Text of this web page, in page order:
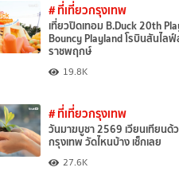
# ที่เที่ยวกรุงเทพ
เที่ยวปิดเทอม B.Duck 20th
Bouncy Playland โรบินสันไล
ราชพฤกษ์
19.8K
# ที่เที่ยวกรุงเทพ
วันมาฆบูชา 2569 เวียนเทียนด้
กรุงเทพ วัดไหนบ้าง เช็กเลย
27.6K